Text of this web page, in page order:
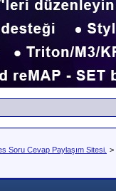
Soru Cevap Paylaşım Sitesi. >